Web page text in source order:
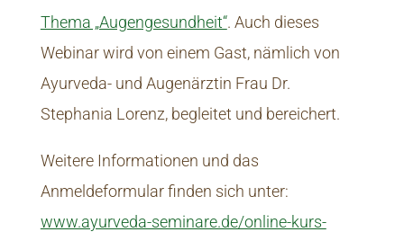
Thema „Augengesundheit“. Auch dieses
Webinar wird von einem Gast, nämlich von
Ayurveda- und Augenärztin Frau Dr.
Stephania Lorenz, begleitet und bereichert.
Weitere Informationen und das
Anmeldeformular finden sich unter:
www.ayurveda-seminare.de/online-kurs-